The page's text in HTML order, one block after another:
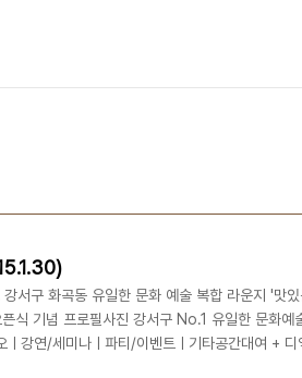
서구 화곡동 유일한 문화 예술 복합 라운지 '맛
식 기념 프로필사진 강서구 No.1 유일한 문화예
ㅣ강연/세미나ㅣ파티/이벤트ㅣ기타공간대여 +